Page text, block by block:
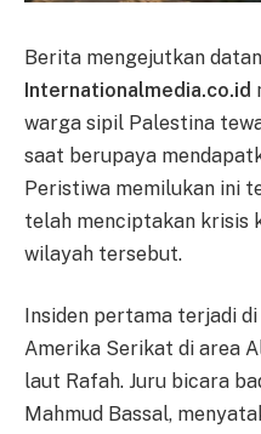
Berita mengejutkan
Internationalmedia.co.id
warga sipil Palestina
saat berupaya
Peristiwa memilukan ini
telah menciptakan krisis
wilayah tersebut.
Insiden pertama terjadi
Amerika Serikat di area
laut Rafah. Juru bicara
Mahmud Bassal,